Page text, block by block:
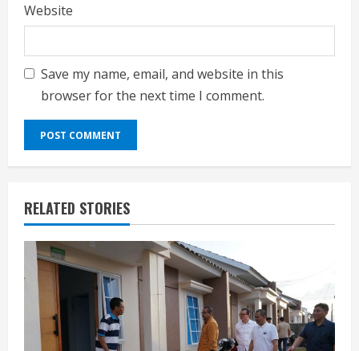
Website
Save my name, email, and website in this
browser for the next time I comment.
RELATED STORIES